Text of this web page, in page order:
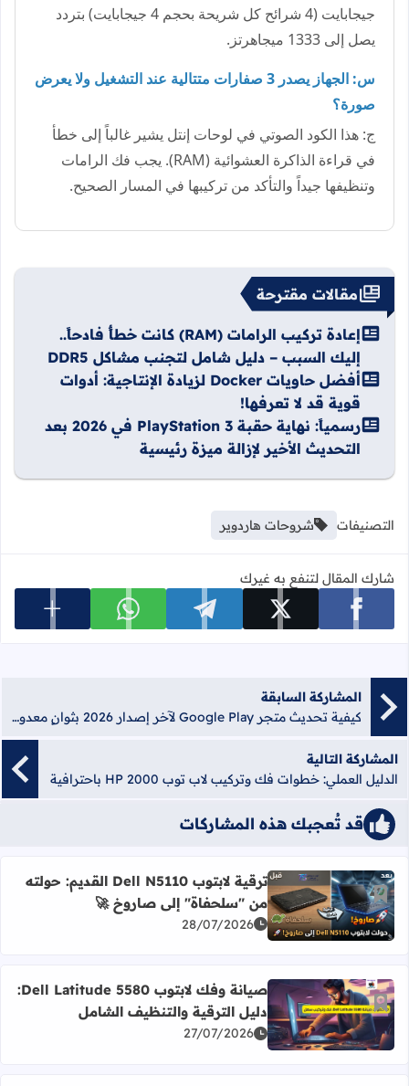
جيجابايت (4 شرائح كل شريحة بحجم 4 جيجابايت) بتردد
يصل إلى 1333 ميجاهرتز.
س: الجهاز يصدر 3 صفارات متتالية عند التشغيل ولا يعرض
صورة؟
ج: هذا الكود الصوتي في لوحات إنتل يشير غالباً إلى خطأ
في قراءة الذاكرة العشوائية (RAM). يجب فك الرامات
وتنظيفها جيداً والتأكد من تركيبها في المسار الصحيح.
مقالات مقترحة
إعادة تركيب الرامات (RAM) كانت خطأً فادحاً..
إليك السبب – دليل شامل لتجنب مشاكل DDR5
أفضل حاويات Docker لزيادة الإنتاجية: أدوات
قوية قد لا تعرفها!
رسمياً: نهاية حقبة PlayStation 3 في 2026 بعد
التحديث الأخير لإزالة ميزة رئيسية
التصنيفات شروحات هاردوير
شارك المقال لتنفع به غيرك
شارك على facebook شارك على x شارك على telegram شارك على whatsapp عرض
المشاركة السابقة
كيفية تحديث متجر Google Play لآخر إصدار 2026 بثوانٍ معدودة
المشاركة التالية
الدليل العملي: خطوات فك وتركيب لاب توب HP 2000 باحترافية
قد تُعجبك هذه المشاركات
أضف إلى العلامات المرجعية
اقرأ المزيد عن ترقية لابتوب Dell N5110 القديم: حولته من "سلحفاة" إلى صاروخ 🚀
ترقية لابتوب Dell N5110 القديم: حولته
من "سلحفاة" إلى صاروخ 🚀
28/07/2026
أضف إلى العلامات المرجعية
اقرأ المزيد عن صيانة وفك لابتوب Dell Latitude 5580: دليل الترقية والتنظيف الشامل
صيانة وفك لابتوب Dell Latitude 5580:
دليل الترقية والتنظيف الشامل
27/07/2026